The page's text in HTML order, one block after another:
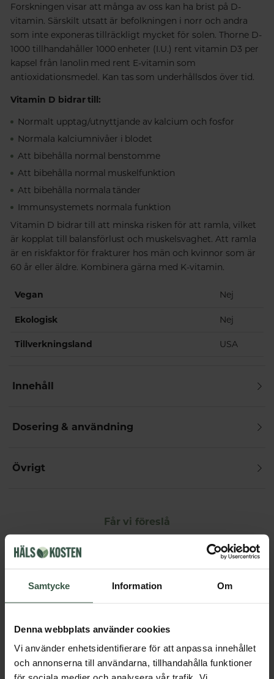
Samtycke Information Om
Denna webbplats använder cookies
Vi använder enhetsidentifierare för att anpassa innehållet
och annonserna till användarna, tillhandahålla funktioner
Forskningen visar att många av oss kan ha brist på D-
vitamin. Särskilt utsatt är befolkningen i norr och andra
som inte exponeras tillräckligt mycket för solen. Thorne D-
1000 tillhandahåller 1000 enheter (I.U.) rent vitamin D3 per
kapsel från lanolin med rent E-vitamin som
antioxidationsmedel. Kan tas som underhållsdos över tid.
Vitamin D bidrar till:
Normalt upptag/utnyttjande av kalcium och fosfor
Normala kalciumnivåer i blodet
Att bibehålla normal benstomme
Att bibehålla normal muskelfunktion
Att bibehålla normala tänder
Immunsystemets normala funktion
Vitamin D bidrar till att minska risken för att ramla, vilket
är kopplat till balansförlust och muskelsvaghet. Att ramla
är en riskfaktor för frakturer hos män och kvinnor som är
60 år eller äldre. Kombinera gärna med K-vitamin.
Vegan Nej
Ekologisk Nej
Tillverkningsland USA
Innehåll
Dosering & användning
Övrigt
Får vi föreslå
Andra köpte också